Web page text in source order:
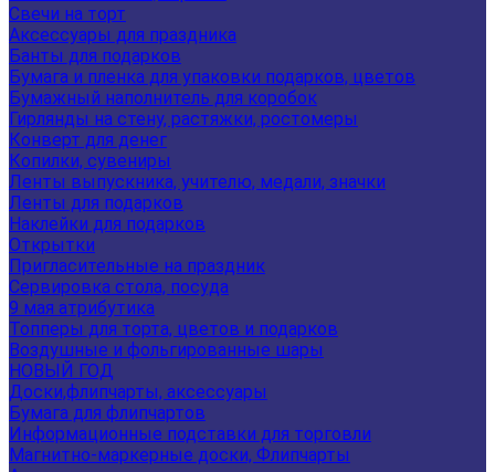
Свечи на торт
Аксессуары для праздника
Банты для подарков
Бумага и пленка для упаковки подарков, цветов
Бумажный наполнитель для коробок
Гирлянды на стену, растяжки, ростомеры
Конверт для денег
Копилки, сувениры
Ленты выпускника, учителю, медали, значки
Ленты для подарков
Наклейки для подарков
Открытки
Пригласительные на праздник
Сервировка стола, посуда
9 мая атрибутика
Топперы для торта, цветов и подарков
Воздушные и фольгированные шары
НОВЫЙ ГОД
Доски,флипчарты, аксессуары
Бумага для флипчартов
Информационные подставки для торговли
Магнитно-маркерные доски, Флипчарты